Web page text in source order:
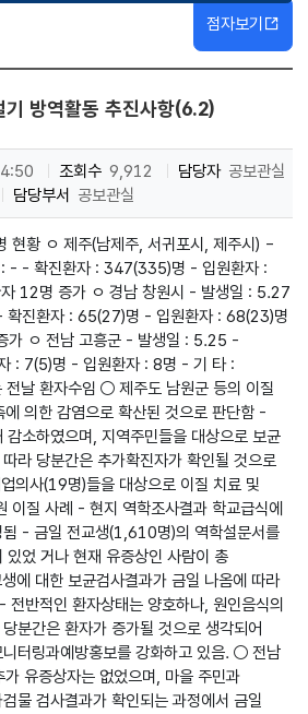
점자보기
기 방역활동 추진사항(6.2)
조회수 9,912 담당자 공보관실
담당부서 공보관실
현황 ㅇ 제주(남제주, 서귀포시, 제주시) -
- - 확진환자 : 347(335)명 - 입원환자 :
12명 증가 ㅇ 경남 창원시 - 발생일 : 5.27
진환자 : 65(27)명 - 입원환자 : 68(23)명
가 ㅇ 전남 고흥군 - 발생일 : 5.25 -
: 7(5)명 - 입원환자 : 8명 - 기 타 :
날 환자수임 ○ 제주도 남원군 등의 이질
의한 감염으로 확산된 것으로 판단함 -
감소하였으며, 지역주민들을 대상으로 보균
라 당분간은 추가확진자가 확인될 것으로
의사(19명)들을 대상으로 이질 치료 및
이질 사례 - 현지 역학조사결과 학교급식에
됨 - 금일 전교생(1,610명)의 역학설문서를
있었 거나 현재 유증상인 사람이 총
에 대한 보균검사결과가 금일 나옴에 따라
반적인 환자상태는 양호하나, 원인음식의
분간은 환자가 증가될 것으로 생각되어
터링과예방홍보를 강화하고 있음. ○ 전남
유증상자는 없었으며, 마을 주민과
물 검사결과가 확인되는 과정에서 금일